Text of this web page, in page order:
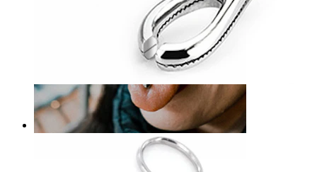
Fórceps foerster com fenda
9,90 €